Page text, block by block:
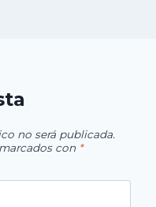
no será publicada.
con *